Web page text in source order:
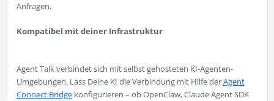
Anfragen.
Kompatibel mit deiner Infrastruktur
Agent Talk verbindet sich mit selbst gehosteten KI-Agenten-
Umgebungen. Lass Deine KI die Verbindung mit Hilfe derAgent
Connect Bridgekonfigurieren – ob OpenClaw, Claude Agent SDK